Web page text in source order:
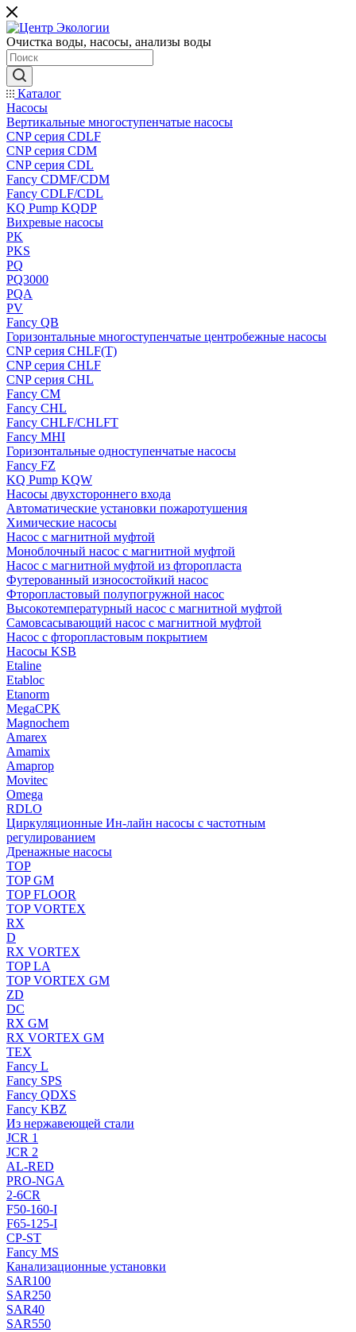
Очистка воды, насосы, анализы воды
Каталог
Насосы
Вертикальные многоступенчатые насосы
CNP серия CDLF
CNP серия CDM
CNP серия CDL
Fancy CDMF/CDM
Fancy CDLF/CDL
KQ Pump KQDP
Вихревые насосы
PK
PKS
PQ
PQ3000
PQA
PV
Fancy QB
Горизонтальные многоступенчатые центробежные насосы
CNP серия CHLF(T)
CNP серия CHLF
CNP серия CHL
Fancy CM
Fancy CHL
Fancy CHLF/CHLFT
Fancy MHI
Горизонтальные одноступенчатые насосы
Fancy FZ
KQ Pump KQW
Насосы двухстороннего входа
Автоматические установки пожаротушения
Химические насосы
Насос с магнитной муфтой
Моноблочный насос с магнитной муфтой
Насос с магнитной муфтой из фторопласта
Футерованный износостойкий насос
Фторопластовый полупогружной насос
Высокотемпературный насос с магнитной муфтой
Самовсасывающий насос с магнитной муфтой
Насос с фторопластовым покрытием
Насосы KSB
Etaline
Etabloc
Etanorm
MegaCPK
Magnochem
Amarex
Amamix
Amaprop
Movitec
Omega
RDLO
Циркуляционные Ин-лайн насосы с частотным
регулированием
Дренажные насосы
TOP
TOP GM
TOP FLOOR
TOP VORTEX
RX
D
RX VORTEX
TOP LA
TOP VORTEX GM
ZD
DC
RX GM
RX VORTEX GM
TEX
Fancy L
Fancy SPS
Fancy QDXS
Fancy KBZ
Из нержавеющей стали
JCR 1
JCR 2
AL-RED
PRO-NGA
2-6CR
F50-160-I
F65-125-I
CP-ST
Fancy MS
Канализационные установки
SAR100
SAR250
SAR40
SAR550